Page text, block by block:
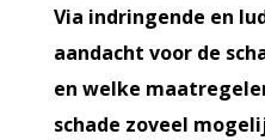
Via indringende en
aandacht voor de
en welke
schade zoveel